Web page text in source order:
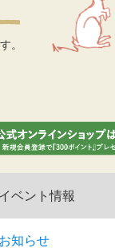
。
イベント情報
お知らせ